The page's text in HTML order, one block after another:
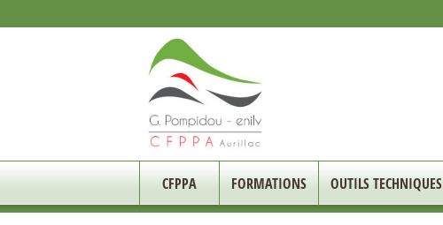
CFPPA FORMATIONS OUTILS TECHNIQUES